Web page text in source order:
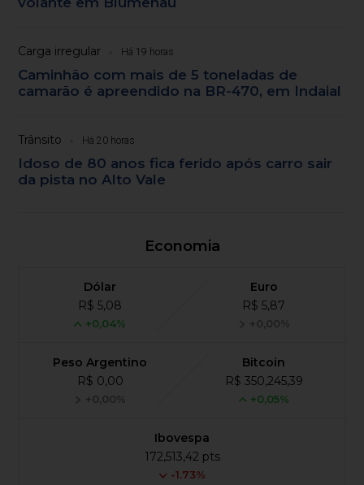
Carga irregular Há 19 horas
Caminhão com mais de 5 toneladas de
camarão é apreendido na BR-470, em Indaial
Trânsito Há 20 horas
Idoso de 80 anos fica ferido após carro sair
da pista no Alto Vale
Economia
Dólar
R$ 5,08
+0,04%
Euro
R$ 5,87
+0,00%
Peso Argentino
R$ 0,00
+0,00%
Bitcoin
R$ 350,245,39
+0,05%
Ibovespa
172,513,42 pts
-1.73%